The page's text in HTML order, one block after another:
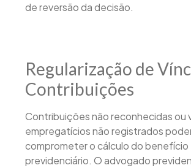
de reversão da decisão.
Regularização de
Contribuições
Contribuições não reconhecidas ou
empregatícios não registrados
comprometer o cálculo do benefício
previdenciário. O advogado